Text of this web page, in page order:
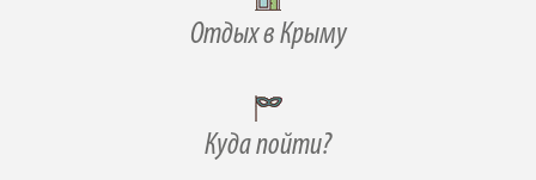
Отдых в Крыму
Куда пойти?